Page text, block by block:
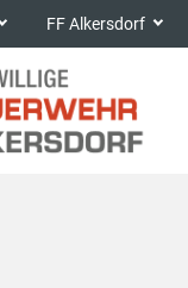
FF Alkersdorf